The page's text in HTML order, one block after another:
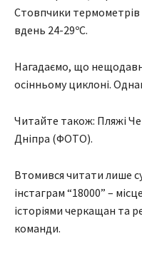
Стовпчики термометрів
вдень 24-29ºС.
Нагадаємо, що
осінньому циклоні.
Читайте також: Пляжі
Дніпра (ФОТО).
Втомився читати лише
інстаграм “18000” –
історіями черкащан та
команди.